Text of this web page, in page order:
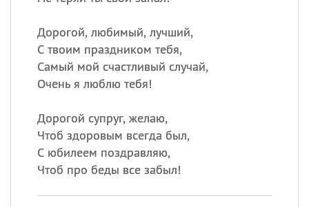
Дорогой, любимый, лучший,
С твоим праздником тебя,
Самый мой счастливый случай,
Очень я люблю тебя!
Дорогой супруг, желаю,
Чтоб здоровым всегда был,
С юбилеем поздравляю,
Чтоб про беды все забыл!